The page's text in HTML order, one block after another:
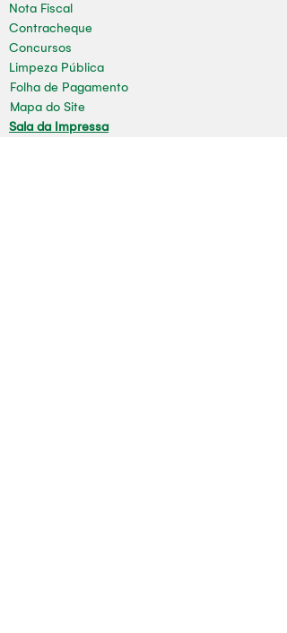
Nota Fiscal
Contracheque
Concursos
Limpeza Pública
Folha de Pagamento
Mapa do Site
Sala da Impressa